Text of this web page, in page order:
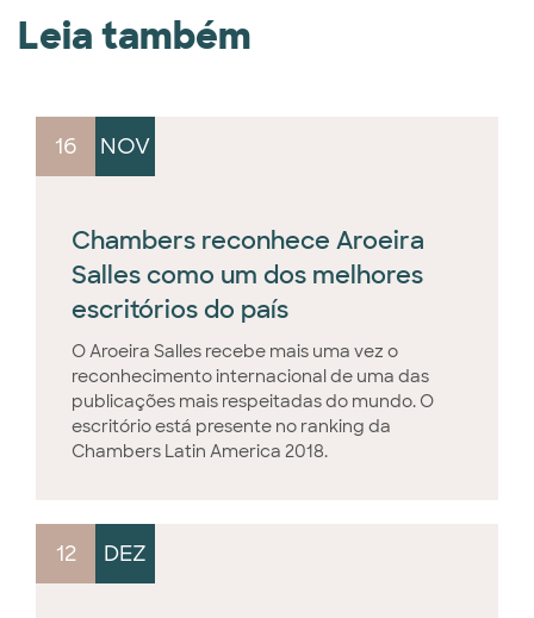
Leia também
16 NOV
Chambers reconhece Aroeira
Salles como um dos melhores
escritórios do país
O Aroeira Salles recebe mais uma vez o
reconhecimento internacional de uma das
publicações mais respeitadas do mundo. O
escritório está presente no ranking da
Chambers Latin America 2018.
12 DEZ